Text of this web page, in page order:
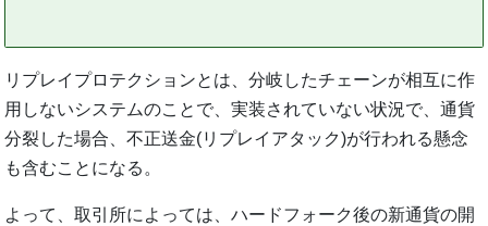
リプレイプロテクションとは、分岐したチェーンが相互に作
用しないシステムのことで、実装されていない状況で、通貨
分裂した場合、不正送金(リプレイアタック)が行われる懸念
も含むことになる。
よって、取引所によっては、ハードフォーク後の新通貨の開